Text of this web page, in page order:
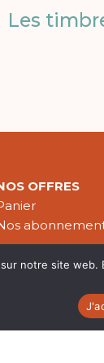
Les
OFFRES
notre site